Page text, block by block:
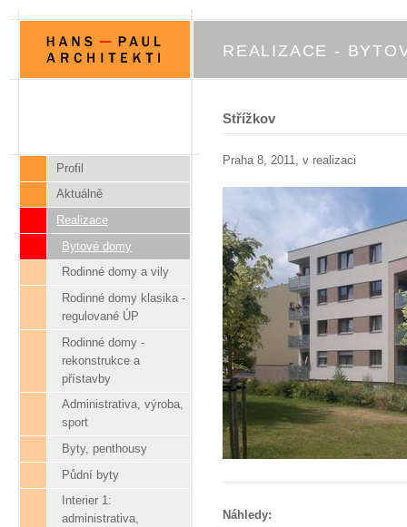
Profil
Aktuálně
Realizace
Bytové domy
Rodinné domy a vily
Rodinné domy klasika -
regulované ÚP
Rodinné domy -
rekonstrukce a
přístavby
Administrativa, výroba,
sport
Byty, penthousy
Půdní byty
Interier 1:
administrativa,
REALIZACE -
Střížkov
Praha 8, 2011, v realizaci
Náhledy: